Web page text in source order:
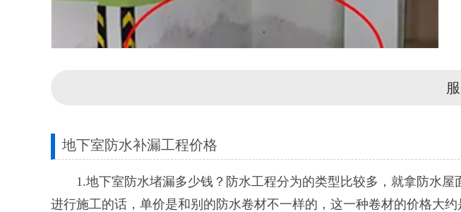
地下室防水补漏工程价格
1.地下室防水堵漏多少钱？防水工程分为的类型比较多，就拿防水屋
进行施工的话，单价是和别的防水卷材不一样的，这一种卷材的价格大